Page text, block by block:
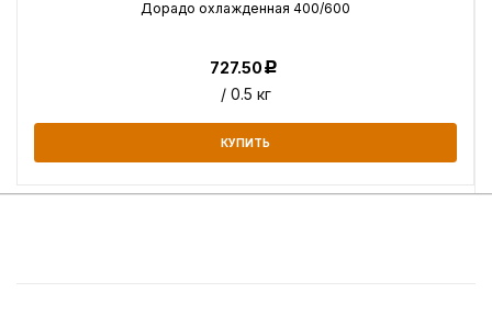
Дорадо охлажденная 400/600
727.50Р
/ 0.5 кг
КУПИТЬ